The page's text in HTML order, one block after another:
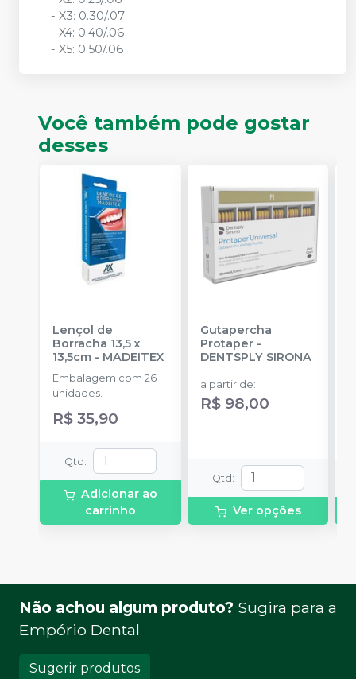
- X3: 0.30/.07
- X4: 0.40/.06
- X5: 0.50/.06
Você também pode gostar
desses
Lençol de
Borracha 13,5 x
13,5cm - MADEITEX
Embalagem com 26
unidades.
R$ 35,90
Qtd :
Adicionar ao
carrinho
Gutapercha
Protaper-
DENTSPLY SIRONA
a partir de:
R$ 98,00
Qtd :
Ver opções
Não achou algum produto? Sugira para a
Empório Dental
Sugerir produtos